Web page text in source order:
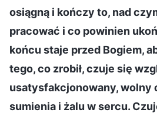
osiągną i kończy to, nad
pracować i co powinien
końcu staje przed Bogiem,
tego, co zrobił, czuje się
usatysfakcjonowany, wolny
sumienia i żalu w sercu.